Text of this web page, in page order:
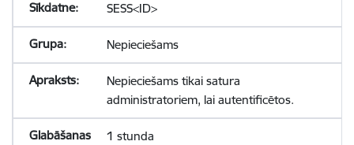
SESS<ID>
Nepieciešams
Nepieciešams tikai satura
administratoriem, lai autentificētos.
1 stunda